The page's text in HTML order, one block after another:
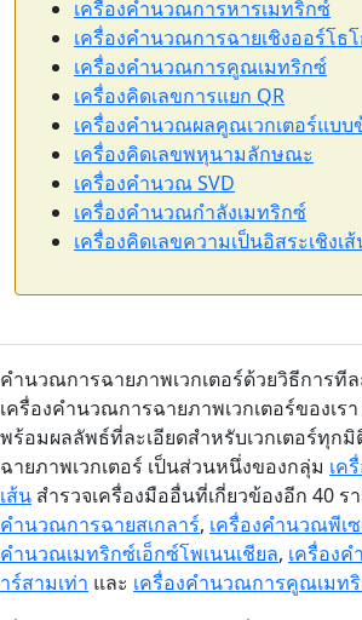
เครื่องคำนวณการหารเมทริกซ์
เครื่องคำนวณการฉายเชิงออร์โธ
เครื่องคำนวณการคูณเมทริกซ์
เครื่องคิดเลขการแยก QR
เครื่องคำนวณผลคูณเวกเตอร์แบบ
เครื่องคิดเลขพหุนามลักษณะ
เครื่องคำนวณ SVD
เครื่องคำนวณกำลังเมทริกซ์
เครื่องคิดเลขความเป็นอิสระเชิงเ
คำนวณการฉายภาพเวกเตอร์ด้วยวิธีการที
เครื่องคำนวณการฉายภาพเวกเตอร์ของเร
พร้อมผลลัพธ์ที่ละเอียดสำหรับเวกเตอร์ทุก
ฉายภาพเวกเตอร์ เป็นส่วนหนึ่งของกลุ่ม เค
เส้น สำรวจเครื่องมืออื่นที่เกี่ยวข้องอีก 40 ร
คำนวณการฉายสเกลาร์, เครื่องคำนวณพีเ
คำนวณเมทริกซ์เอ็กซ์โพเนนเชียล, เครื่อง
าร์สามเท่า และ เครื่องคำนวณการคูณเมท